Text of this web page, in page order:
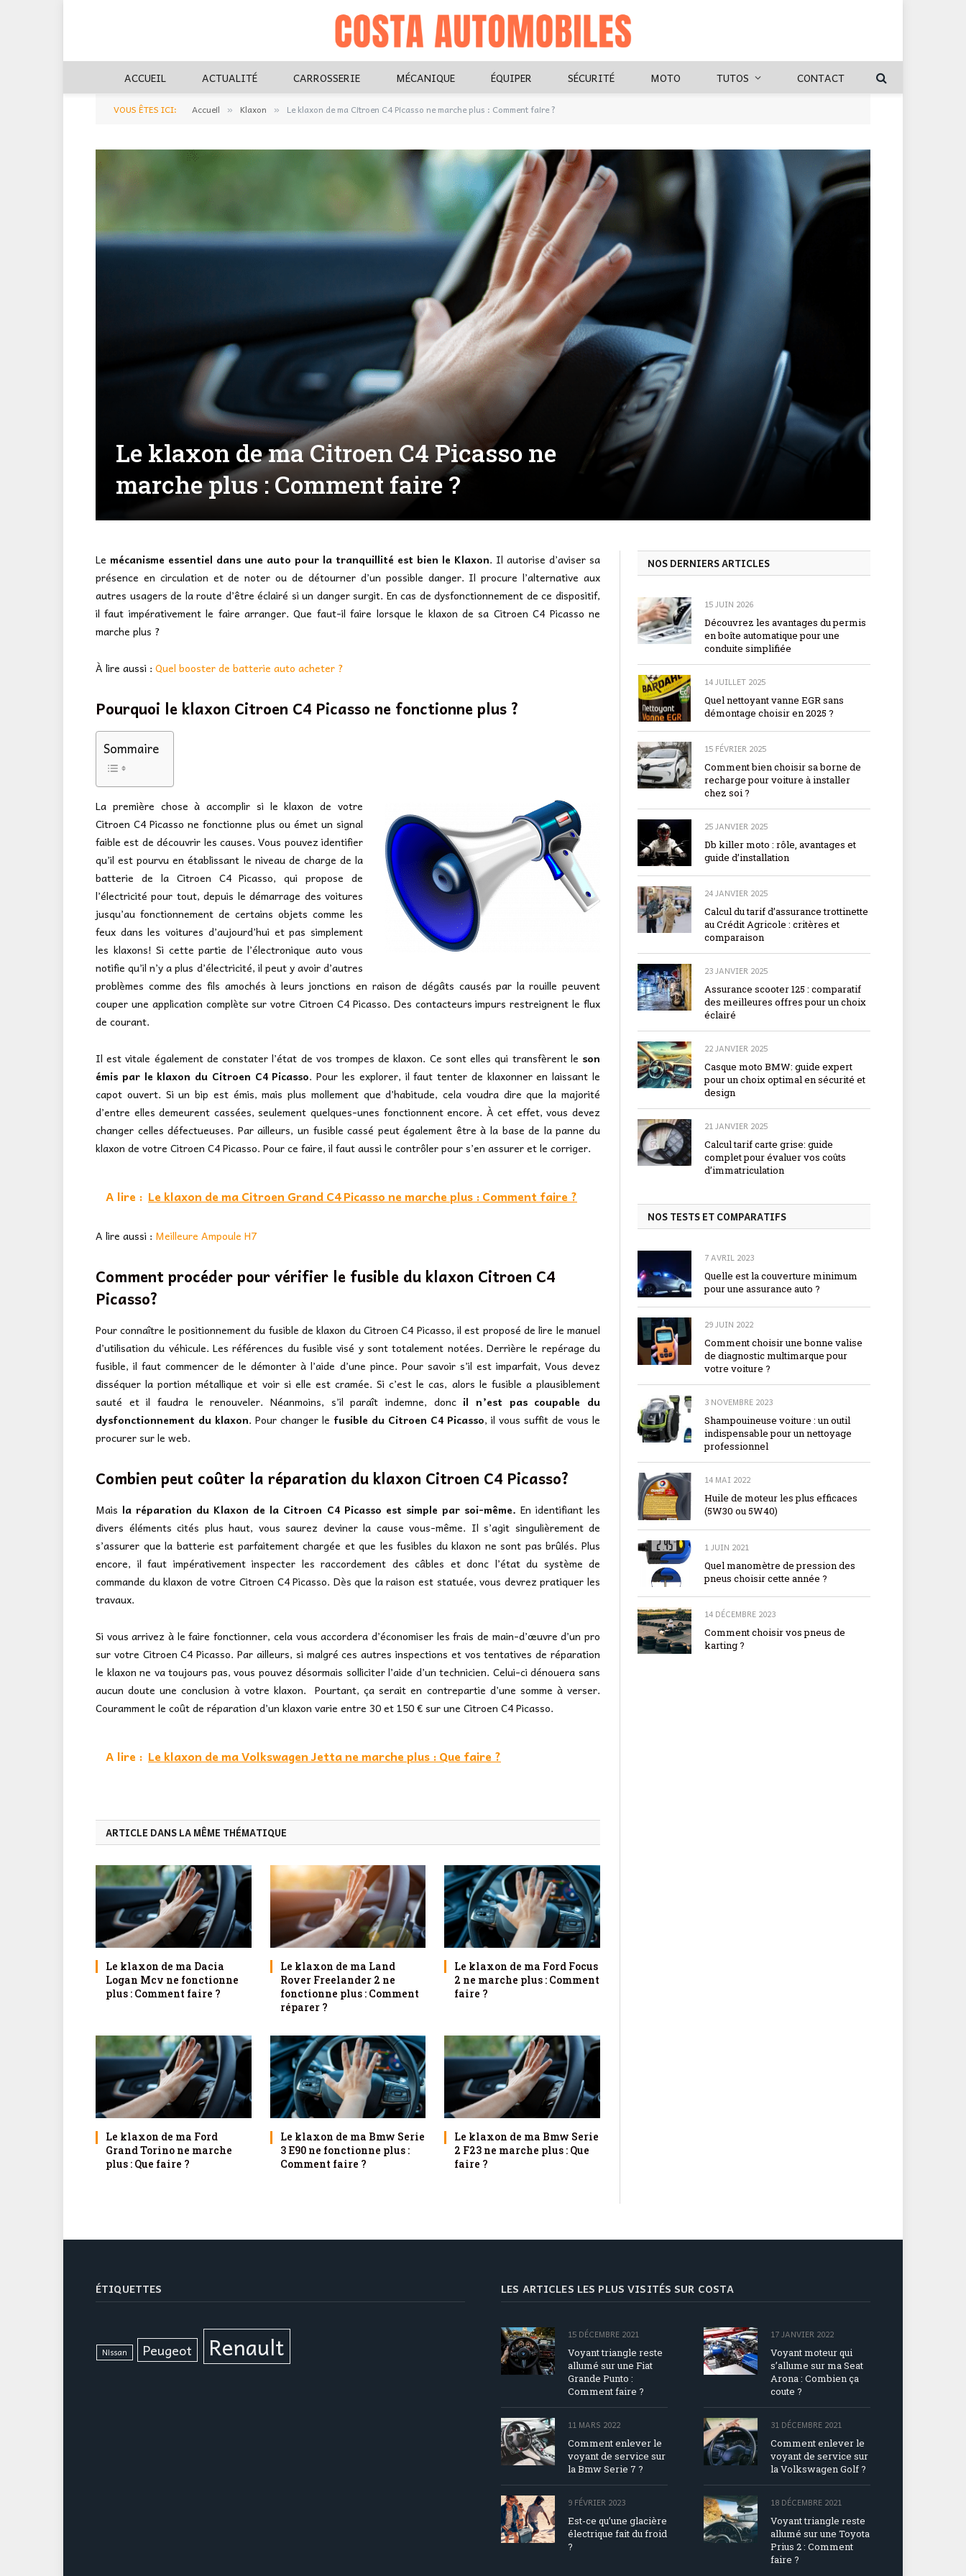
ACCUEIL ACTUALITÉ CARROSSERIE MÉCANIQUE ÉQUIPER SÉCURITÉ MOTO TUTOS CONTACT
VOUS ÊTES ICI: Accueil » Klaxon » Le klaxon de ma Citroen C4 Picasso ne marche plus : Comment faire ?
Le klaxon de ma Citroen C4 Picasso ne
marche plus : Comment faire ?
Le mécanisme essentiel dans une auto pour la tranquillité est bien le Klaxon. Il autorise d’aviser sa
présence en circulation et de noter ou de détourner d’un possible danger. Il procure l’alternative aux
autres usagers de la route d’être éclairé si un danger surgit. En cas de dysfonctionnement de ce dispositif,
il faut impérativement le faire arranger. Que faut-il faire lorsque le klaxon de sa Citroen C4 Picasso ne
marche plus ?
À lire aussi : Quel booster de batterie auto acheter ?
Pourquoi le klaxon Citroen C4 Picasso ne fonctionne plus ?
Sommaire
La première chose à accomplir si le klaxon de votre
Citroen C4 Picasso ne fonctionne plus ou émet un signal
faible est de découvrir les causes. Vous pouvez identifier
qu’il est pourvu en établissant le niveau de charge de la
batterie de la Citroen C4 Picasso, qui propose de
l’électricité pour tout, depuis le démarrage des voitures
jusqu’au fonctionnement de certains objets comme les
feux dans les voitures d’aujourd’hui et pas simplement
les klaxons! Si cette partie de l’électronique auto vous
notifie qu’il n’y a plus d’électricité, il peut y avoir d’autres
problèmes comme des fils amochés à leurs jonctions en raison de dégâts causés par la rouille peuvent
couper une application complète sur votre Citroen C4 Picasso. Des contacteurs impurs restreignent le flux
de courant.
Il est vitale également de constater l’état de vos trompes de klaxon. Ce sont elles qui transfèrent le son
émis par le klaxon du Citroen C4 Picasso. Pour les explorer, il faut tenter de klaxonner en laissant le
capot ouvert. Si un bip est émis, mais plus mollement que d’habitude, cela voudra dire que la majorité
d’entre elles demeurent cassées, seulement quelques-unes fonctionnent encore. À cet effet, vous devez
changer celles défectueuses. Par ailleurs, un fusible cassé peut également être à la base de la panne du
klaxon de votre Citroen C4 Picasso. Pour ce faire, il faut aussi le contrôler pour s’en assurer et le corriger.
A lire : Le klaxon de ma Citroen Grand C4 Picasso ne marche plus : Comment faire ?
A lire aussi : Meilleure Ampoule H7
Comment procéder pour vérifier le fusible du klaxon Citroen C4
Picasso?
Pour connaître le positionnement du fusible de klaxon du Citroen C4 Picasso, il est proposé de lire le manuel
d’utilisation du véhicule. Les références du fusible visé y sont totalement notées. Derrière le repérage du
fusible, il faut commencer de le démonter à l’aide d’une pince. Pour savoir s’il est imparfait, Vous devez
disséquer la portion métallique et voir si elle est cramée. Si c’est le cas, alors le fusible a plausiblement
sauté et il faudra le renouveler. Néanmoins, s’il paraît indemne, donc il n’est pas coupable du
dysfonctionnement du klaxon. Pour changer le fusible du Citroen C4 Picasso, il vous suffit de vous le
procurer sur le web.
Combien peut coûter la réparation du klaxon Citroen C4 Picasso?
Mais la réparation du Klaxon de la Citroen C4 Picasso est simple par soi-même. En identifiant les
divers éléments cités plus haut, vous saurez deviner la cause vous-même. Il s’agit singulièrement de
s’assurer que la batterie est parfaitement chargée et que les fusibles du klaxon ne sont pas brûlés. Plus
encore, il faut impérativement inspecter les raccordement des câbles et donc l’état du système de
commande du klaxon de votre Citroen C4 Picasso. Dès que la raison est statuée, vous devrez pratiquer les
travaux.
Si vous arrivez à le faire fonctionner, cela vous accordera d’économiser les frais de main-d’œuvre d’un pro
sur votre Citroen C4 Picasso. Par ailleurs, si malgré ces autres inspections et vos tentatives de réparation
le klaxon ne va toujours pas, vous pouvez désormais solliciter l’aide d’un technicien. Celui-ci dénouera sans
aucun doute une conclusion à votre klaxon. Pourtant, ça serait en contrepartie d’une somme à verser.
Couramment le coût de réparation d’un klaxon varie entre 30 et 150 € sur une Citroen C4 Picasso.
A lire : Le klaxon de ma Volkswagen Jetta ne marche plus : Que faire ?
ARTICLE DANS LA MÊME THÉMATIQUE
Le klaxon de ma Dacia
Logan Mcv ne fonctionne
plus : Comment faire ?
Le klaxon de ma Land
Rover Freelander 2 ne
fonctionne plus : Comment
réparer ?
Le klaxon de ma Ford Focus
2 ne marche plus : Comment
faire ?
Le klaxon de ma Ford
Grand Torino ne marche
plus : Que faire ?
Le klaxon de ma Bmw Serie
3 E90 ne fonctionne plus :
Comment faire ?
Le klaxon de ma Bmw Serie
2 F23 ne marche plus : Que
faire ?
NOS DERNIERS ARTICLES
15 JUIN 2026
Découvrez les avantages du permis
en boîte automatique pour une
conduite simplifiée
14 JUILLET 2025
Quel nettoyant vanne EGR sans
démontage choisir en 2025 ?
15 FÉVRIER 2025
Comment bien choisir sa borne de
recharge pour voiture à installer
chez soi ?
25 JANVIER 2025
Db killer moto : rôle, avantages et
guide d’installation
24 JANVIER 2025
Calcul du tarif d’assurance trottinette
au Crédit Agricole : critères et
comparaison
23 JANVIER 2025
Assurance scooter 125 : comparatif
des meilleures offres pour un choix
éclairé
22 JANVIER 2025
Casque moto BMW: guide expert
pour un choix optimal en sécurité et
design
21 JANVIER 2025
Calcul tarif carte grise: guide
complet pour évaluer vos coûts
d’immatriculation
NOS TESTS ET COMPARATIFS
7 AVRIL 2023
Quelle est la couverture minimum
pour une assurance auto ?
29 JUIN 2022
Comment choisir une bonne valise
de diagnostic multimarque pour
votre voiture ?
3 NOVEMBRE 2023
Shampouineuse voiture : un outil
indispensable pour un nettoyage
professionnel
14 MAI 2022
Huile de moteur les plus efficaces
(5W30 ou 5W40)
1 JUIN 2021
Quel manomètre de pression des
pneus choisir cette année ?
14 DÉCEMBRE 2023
Comment choisir vos pneus de
karting ?
ÉTIQUETTES
Nissan Peugeot Renault
LES ARTICLES LES PLUS VISITÉS SUR COSTA
15 DÉCEMBRE 2021
Voyant triangle reste
allumé sur une Fiat
Grande Punto :
Comment faire ?
17 JANVIER 2022
Voyant moteur qui
s’allume sur ma Seat
Arona : Combien ça
coute ?
11 MARS 2022
Comment enlever le
voyant de service sur
la Bmw Serie 7 ?
31 DÉCEMBRE 2021
Comment enlever le
voyant de service sur
la Volkswagen Golf ?
9 FÉVRIER 2023
Est-ce qu’une glacière
électrique fait du froid
?
18 DÉCEMBRE 2021
Voyant triangle reste
allumé sur une Toyota
Prius 2 : Comment
faire ?